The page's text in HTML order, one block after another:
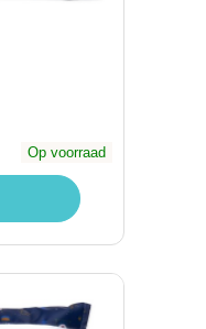
Op voorraad